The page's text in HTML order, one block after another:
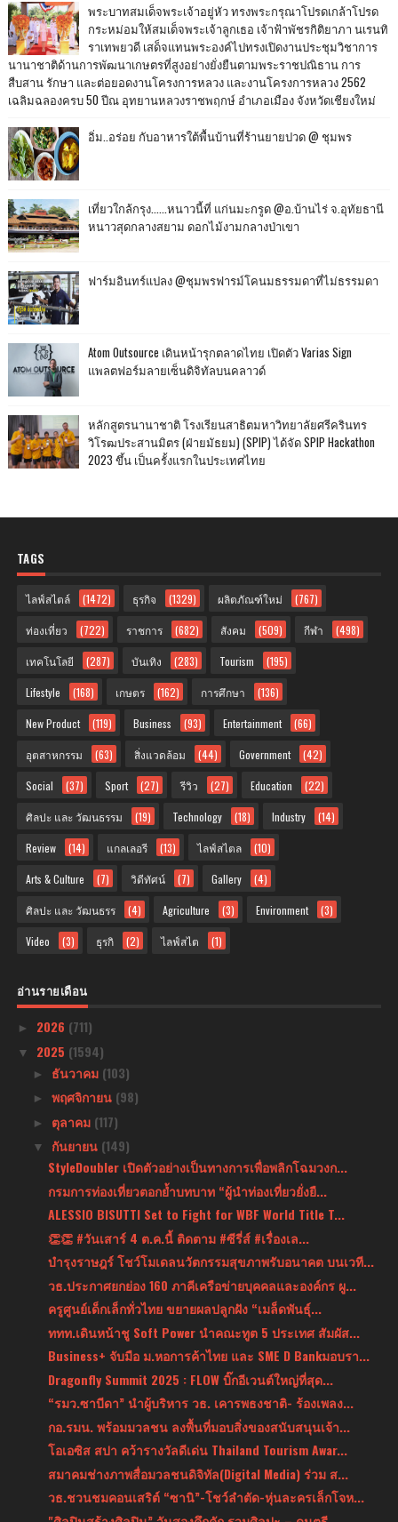
พระบาทสมเด็จพระเจ้าอยู่หัว ทรงพระกรุณาโปรดเกล้าโปรด
กระหม่อมให้สมเด็จพระเจ้าลูกเธอ เจ้าฟ้าพัชรกิติยาภา นเรนทิ
ราเทพยวดี เสด็จแทนพระองค์ไปทรงเปิดงานประชุมวิชาการ
นานาชาติด้านการพัฒนาเกษตรที่สูงอย่างยั่งยืนตามพระราชปณิธาน การ
สืบสาน รักษา และต่อยอดงานโครงการหลวง และงานโครงการหลวง 2562
เฉลิมฉลองครบ 50 ปีณ อุทยานหลวงราชพฤกษ์ อำเภอเมือง จังหวัดเชียงใหม่
อิ่ม..อร่อย กับอาหารใต้พื้นบ้านที่ร้านยายปวด @ ชุมพร
เที่ยวใกล้กรุง......หนาวนี้ที่ แก่นมะกรูด @อ.บ้านไร่ จ.อุทัยธานี
หนาวสุดกลางสยาม ดอกไม้งามกลางป่าเขา
ฟาร์มอินทร์แปลง @ชุมพรฟารม์โคนมธรรมดาที่ไม่ธรรมดา
Atom Outsource เดินหน้ารุกตลาดไทย เปิดตัว Varias Sign
แพลตฟอร์มลายเซ็นดิจิทัลบนคลาวด์
หลักสูตรนานาชาติ โรงเรียนสาธิตมหาวิทยาลัยศรีครินทร
วิโรฒประสานมิตร (ฝ่ายมัธยม) (SPIP) ได้จัด SPIP Hackathon
2023 ขึ้น เป็นครั้งแรกในประเทศไทย
TAGS
ไลฟ์สไตล์ (1472) ธุรกิจ (1329) ผลิตภัณฑ์ใหม่ (767)
ท่องเที่ยว (722) ราชการ (682) สังคม (509) กีฬา (498)
เทคโนโลยี (287) บันเทิง (283) Tourism (195)
Lifestyle (168) เกษตร (162) การศึกษา (136)
New Product (119) Business (93) Entertainment (66)
อุตสาหกรรม (63) สิ่งแวดล้อม (44) Government (42)
Social (37) Sport (27) รีวิว (27) Education (22)
ศิลปะ และ วัฒนธรรม (19) Technology (18) Industry (14)
Review (14) แกลเลอรี (13) ไลฟ์สไตล (10)
Arts & Culture (7) วิดีทัศน์ (7) Gallery (4)
ศิลปะ และ วัฒนธรร (4) Agriculture (3) Environment (3)
Video (3) ธุรกิ (2) ไลฟ์สไต (1)
อ่านรายเดือน
► 2026 (711)
▼ 2025 (1594)
► ธันวาคม (103)
► พฤศจิกายน (98)
► ตุลาคม (117)
▼ กันยายน (149)
StyleDoubler เปิดตัวอย่างเป็นทางการเพื่อพลิกโฉมวงก...
กรมการท่องเที่ยวตอกย้ำบทบาท “ผู้นำท่องเที่ยวยั่งยื...
ALESSIO BISUTTI Set to Fight for WBF World Title T...
👏👏 #วันเสาร์ 4 ต.ค.นี้ ติดตาม #ซีรี่ส์ #เรื่องเล...
บำรุงราษฎร์ โชว์โมเดลนวัตกรรมสุขภาพรับอนาคต บนเวที...
วธ.ประกาศยกย่อง 160 ภาคีเครือข่ายบุคคลและองค์กร ผู...
ครูศูนย์เด็กเล็กทั่วไทย ขยายผลปลูกฝัง “เมล็ดพันธุ์...
ททท.เดินหน้าชู Soft Power นำคณะทูต 5 ประเทศ สัมผัส...
Business+ จับมือ ม.หอการค้าไทย และ SME D Bankมอบรา...
Dragonfly Summit 2025 : FLOW บิ๊กอีเวนต์ใหญ่ที่สุด...
“รมว.ซาบีดา” นำผู้บริหาร วธ. เคารพธงชาติ- ร้องเพลง...
กอ.รมน. พร้อมมวลชน ลงพื้นที่มอบสิ่งของสนับสนุนเจ้า...
โอเอซิส สปา คว้ารางวัลดีเด่น Thailand Tourism Awar...
สมาคมช่างภาพสื่อมวลชนดิจิทัล(Digital Media) ร่วม ส...
วธ.ชวนชมคอนเสริต์ “ซานิ”-โชว์ลำตัด-หุ่นละครเล็กโจห...